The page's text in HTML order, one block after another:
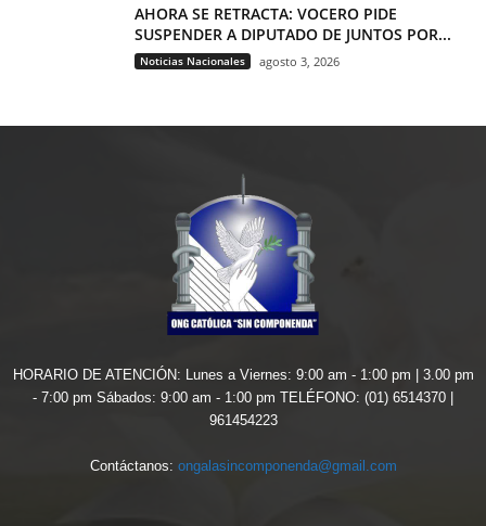
AHORA SE RETRACTA: VOCERO PIDE
SUSPENDER A DIPUTADO DE JUNTOS POR...
Noticias Nacionales agosto 3, 2026
HORARIO DE ATENCIÓN: Lunes a Viernes: 9:00 am - 1:00 pm | 3.00 pm
- 7:00 pm Sábados: 9:00 am - 1:00 pm TELÉFONO: (01) 6514370 |
961454223
Contáctanos: ongalasincomponenda@gmail.com